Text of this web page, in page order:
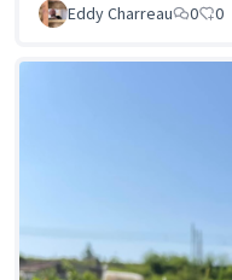
Eddy Charreau
0 0